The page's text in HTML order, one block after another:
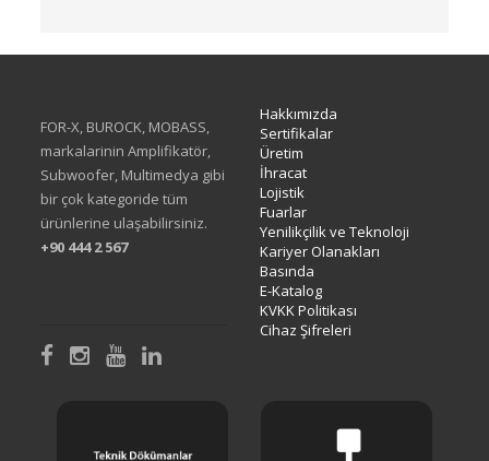
FOR-X, BUROCK, MOBASS,
markalarinin Amplifikatör,
Subwoofer, Multimedya gibi
bir çok kategoride tüm
ürünlerine ulaşabilirsiniz.
+90 444 2 567
Hakkımızda
Sertifikalar
Üretim
İhracat
Lojistik
Fuarlar
Yenilikçilik ve Teknoloji
Kariyer Olanakları
Basında
E-Katalog
KVKK Politikası
Cihaz Şifreleri